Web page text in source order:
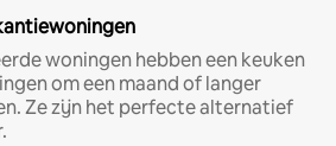
woningen hebben een keuken
om een maand of langer
Ze zijn het perfecte alternatief